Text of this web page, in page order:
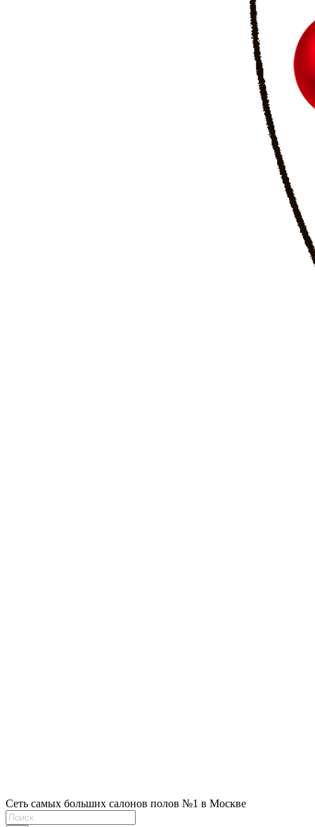
Сеть самых больших салонов полов №1 в Москве